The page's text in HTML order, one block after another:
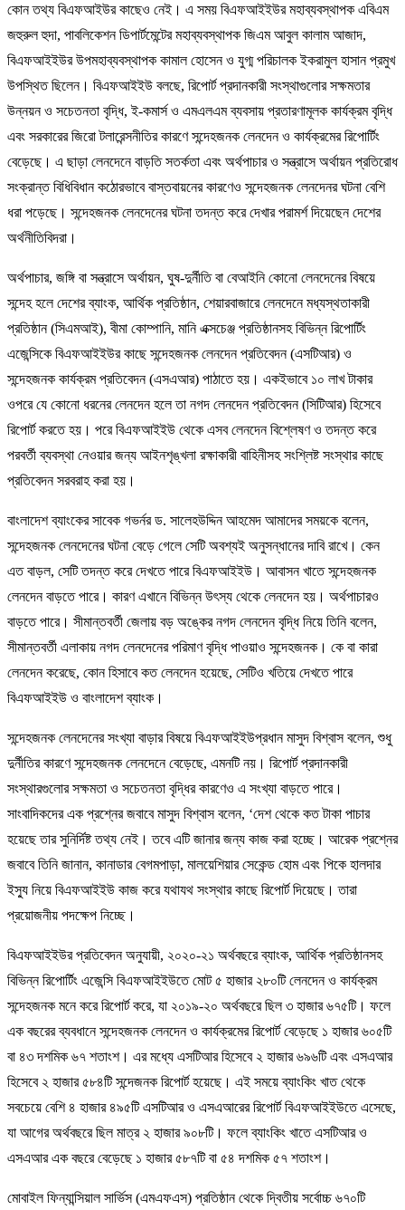
কোন তথ্য বিএফআইউর কাছেও নেই। এ সময় বিএফআইইউর মহাব্যবস্থাপক এবিএম
জহুরুল হুদা, পাবলিকেশন ডিপার্টমেন্টের মহাব্যবস্থাপক জিএম আবুল কালাম আজাদ,
বিএফআইইউর উপমহাব্যবস্থাপক কামাল হোসেন ও যুগ্ম পরিচালক ইকরামুল হাসান প্রমুখ
উপস্থিত ছিলেন। বিএফআইইউ বলছে, রিপোর্ট প্রদানকারী সংস্থাগুলোর সক্ষমতার
উন্নয়ন ও সচেতনতা বৃদ্ধি, ই-কমার্স ও এমএলএম ব্যবসায় প্রতারণামূলক কার্যক্রম বৃদ্ধি
এবং সরকারের জিরো টলারেন্সনীতির কারণে সন্দেহজনক লেনদেন ও কার্যক্রমের রিপোর্টিং
বেড়েছে। এ ছাড়া লেনদেনে বাড়তি সতর্কতা এবং অর্থপাচার ও সন্ত্রাসে অর্থায়ন প্রতিরোধ
সংক্রান্ত বিধিবিধান কঠোরভাবে বাস্তবায়নের কারণেও সন্দেহজনক লেনদেনর ঘটনা বেশি
ধরা পড়েছে। সন্দেহজনক লেনদেনের ঘটনা তদন্ত করে দেখার পরামর্শ দিয়েছেন দেশের
অর্থনীতিবিদরা।
অর্থপাচার, জঙ্গি বা সন্ত্রাসে অর্থায়ন, ঘুষ-দুর্নীতি বা বেআইনি কোনো লেনদেনের বিষয়ে
সন্দেহ হলে দেশের ব্যাংক, আর্থিক প্রতিষ্ঠান, শেয়ারবাজারে লেনদেনে মধ্যস্থতাকারী
প্রতিষ্ঠান (সিএমআই), বীমা কোম্পানি, মানি এক্সচেঞ্জ প্রতিষ্ঠানসহ বিভিন্ন রিপোর্টিং
এজেন্সিকে বিএফআইইউর কাছে সন্দেহজনক লেনদেন প্রতিবেদন (এসটিআর) ও
সন্দেহজনক কার্যক্রম প্রতিবেদন (এসএআর) পাঠাতে হয়। একইভাবে ১০ লাখ টাকার
ওপরে যে কোনো ধরনের লেনদেন হলে তা নগদ লেনদেন প্রতিবেদন (সিটিআর) হিসেবে
রিপোর্ট করতে হয়। পরে বিএফআইইউ থেকে এসব লেনদেন বিশ্লেষণ ও তদন্ত করে
পরবর্তী ব্যবস্থা নেওয়ার জন্য আইনশৃঙ্খলা রক্ষাকারী বাহিনীসহ সংশ্লিষ্ট সংস্থার কাছে
প্রতিবেদন সরবরাহ করা হয়।
বাংলাদেশ ব্যাংকের সাবেক গভর্নর ড. সালেহউদ্দিন আহমেদ আমাদের সময়কে বলেন,
সন্দেহজনক লেনদেনের ঘটনা বেড়ে গেলে সেটি অবশ্যই অনুসন্ধানের দাবি রাখে। কেন
এত বাড়ল, সেটি তদন্ত করে দেখতে পারে বিএফআইইউ। আবাসন খাতে সন্দেহজনক
লেনদেন বাড়তে পারে। কারণ এখানে বিভিন্ন উৎস্য থেকে লেনদেন হয়। অর্থপাচারও
বাড়তে পারে। সীমান্তবর্তী জেলায় বড় অঙ্কের নগদ লেনদেন বৃদ্ধি নিয়ে তিনি বলেন,
সীমান্তবর্তী এলাকায় নগদ লেনদেনের পরিমাণ বৃদ্ধি পাওয়াও সন্দেহজনক। কে বা কারা
লেনদেন করেছে, কোন হিসাবে কত লেনদেন হয়েছে, সেটিও খতিয়ে দেখতে পারে
বিএফআইইউ ও বাংলাদেশ ব্যাংক।
সন্দেহজনক লেনদেনের সংখ্যা বাড়ার বিষয়ে বিএফআইইউপ্রধান মাসুদ বিশ্বাস বলেন, শুধু
দুর্নীতির কারণে সন্দেহজনক লেনদেনে বেড়েছে, এমনটি নয়। রিপোর্ট প্রদানকারী
সংস্থারগুলোর সক্ষমতা ও সচেতনতা বৃদ্ধির কারণেও এ সংখ্যা বাড়তে পারে।
সাংবাদিকদের এক প্রশ্নের জবাবে মাসুদ বিশ্বাস বলেন, ‘দেশ থেকে কত টাকা পাচার
হয়েছে তার সুনির্দিষ্ট তথ্য নেই। তবে এটি জানার জন্য কাজ করা হচ্ছে। আরেক প্রশ্নের
জবাবে তিনি জানান, কানাডার বেগমপাড়া, মালয়েশিয়ার সেকেন্ড হোম এবং পিকে হালদার
ইস্যু নিয়ে বিএফআইইউ কাজ করে যথাযথ সংস্থার কাছে রিপোর্ট দিয়েছে। তারা
প্রয়োজনীয় পদক্ষেপ নিচ্ছে।
বিএফআইইউর প্রতিবেদন অনুযায়ী, ২০২০-২১ অর্থবছরে ব্যাংক, আর্থিক প্রতিষ্ঠানসহ
বিভিন্ন রিপোর্টিং এজেন্সি বিএফআইইউতে মোট ৫ হাজার ২৮০টি লেনদেন ও কার্যক্রম
সন্দেহজনক মনে করে রিপোর্ট করে, যা ২০১৯-২০ অর্থবছরে ছিল ৩ হাজার ৬৭৫টি। ফলে
এক বছরের ব্যবধানে সন্দেহজনক লেনদেন ও কার্যক্রমের রিপোর্ট বেড়েছে ১ হাজার ৬০৫টি
বা ৪৩ দশমিক ৬৭ শতাংশ। এর মধ্যে এসটিআর হিসেবে ২ হাজার ৬৯৬টি এবং এসএআর
হিসেবে ২ হাজার ৫৮৪টি সন্দেজনক রিপোর্ট হয়েছে। এই সময়ে ব্যাংকিং খাত থেকে
সবচেয়ে বেশি ৪ হাজার ৪৯৫টি এসটিআর ও এসএআরের রিপোর্ট বিএফআইইউতে এসেছে,
যা আগের অর্থবছরে ছিল মাত্র ২ হাজার ৯০৮টি। ফলে ব্যাংকিং খাতে এসটিআর ও
এসএআর এক বছরে বেড়েছে ১ হাজার ৫৮৭টি বা ৫৪ দশমিক ৫৭ শতাংশ।
মোবাইল ফিন্যান্সিয়াল সার্ভিস (এমএফএস) প্রতিষ্ঠান থেকে দ্বিতীয় সর্বোচ্চ ৬৭০টি